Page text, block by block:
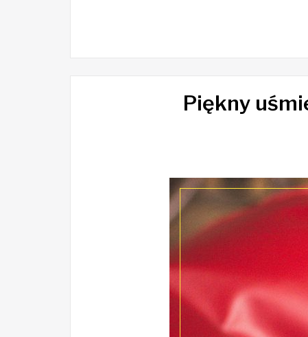
Piękny